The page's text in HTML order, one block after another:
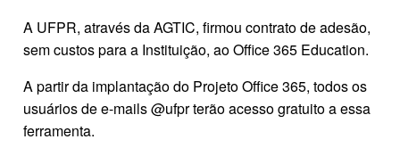
A UFPR, através da AGTIC, firmou contrato de adesão,
sem custos para a Instituição, ao Office 365 Education.
A partir da implantação do Projeto Office 365, todos os
usuários de e-mails @ufpr terão acesso gratuito a essa
ferramenta.